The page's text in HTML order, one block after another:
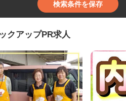
検索条件を保存
クアップPR求人